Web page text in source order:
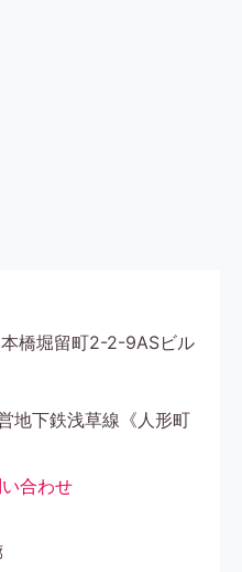
橋堀留町2-2-9ASビル
地下鉄浅草線《人形町
合わせ